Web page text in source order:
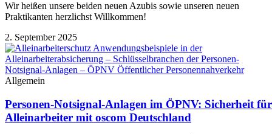
Wir heißen unsere beiden neuen Azubis sowie unseren neuen
Praktikanten herzlichst Willkommen!
2. September 2025
Allgemein
Personen-Notsignal-Anlagen im ÖPNV: Sicherheit für
Alleinarbeiter mit oscom Deutschland